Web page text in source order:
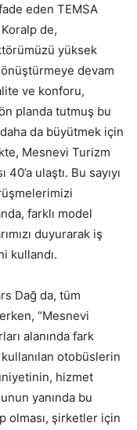
eden TEMSA
Koralp de,
yüksek
devam
ve konforu,
planda tutmuş bu
da büyütmek için
Mesnevi Turizm
ulaştı. Bu sayıyı
farklı model
duyurarak iş
kullandı.
Dağ da, tüm
“Mesnevi
alanında fark
otobüslerin
hizmet
yanında bu
olması, şirketler için